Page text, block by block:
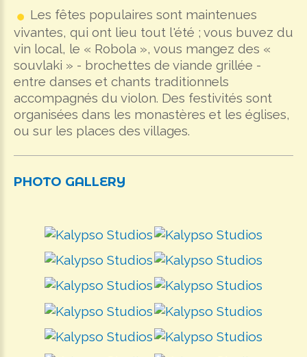
Les fêtes populaires sont maintenues
vivantes, qui ont lieu tout l'été ; vous buvez du
vin local, le « Robola », vous mangez des «
souvlaki » - brochettes de viande grillée -
entre danses et chants traditionnels
accompagnés du violon. Des festivités sont
organisées dans les monastères et les églises,
ou sur les places des villages.
PHOTO GALLERY